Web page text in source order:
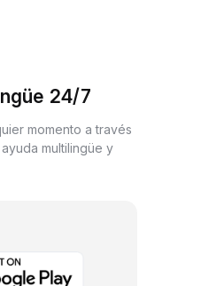
24/7
momento a través
multilingüe y